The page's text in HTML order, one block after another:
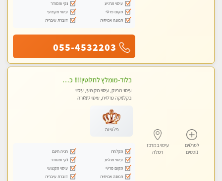
עיסוי מרגיע
נקי ומסודר
מקום פרטי
עיסוי מקצועי
תמונה אמיתית
דוברת עיברית
055-4532203
לפרטים
נוספים
עיסוי במרכז
רמלה
בלוד-מומלץ לחלוטין!!!! כל סוגי העיסויים מעסה מקצועית ואיכותית פרטי!!!
עיסוי מפנק, עיסוי מקצועי, עיסוי
בקלניקה פרטית, עיסוי טנטרה
פלטינה
מקלחת
חניה חינם
עיסוי מרגיע
נקי ומסודר
מקום פרטי
עיסוי מקצועי
תמונה אמיתית
דוברת עיברית